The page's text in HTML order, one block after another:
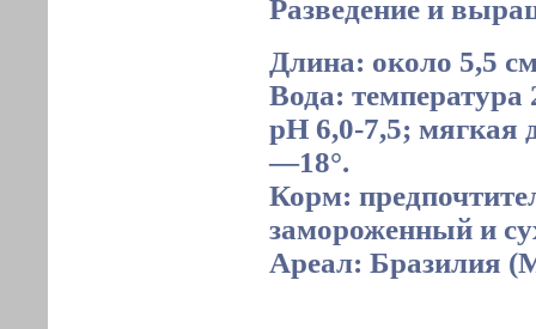
Разведение и
Длина: около 5,5
Вода: температура
рН 6,0-7,5; мягкая
—18°.
Корм:
замороженный и
Ареал: Бразилия